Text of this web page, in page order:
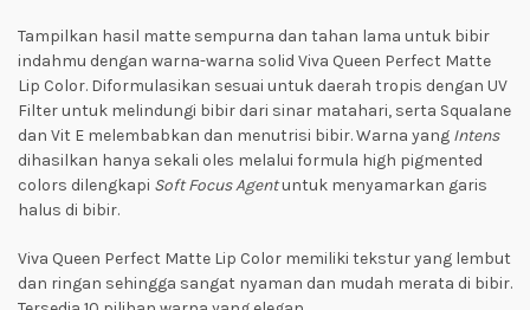
Tampilkan hasil matte sempurna dan tahan lama untuk bibir
indahmu dengan warna-warna solid Viva Queen Perfect Matte
Lip Color. Diformulasikan sesuai untuk daerah tropis dengan UV
Filter untuk melindungi bibir dari sinar matahari, serta Squalane
dan Vit E melembabkan dan menutrisi bibir. Warna yang Intens
dihasilkan hanya sekali oles melalui formula high pigmented
colors dilengkapi Soft Focus Agentuntuk menyamarkan garis
halus di bibir.
Viva Queen Perfect Matte Lip Color memiliki tekstur yang lembut
dan ringan sehingga sangat nyaman dan mudah merata di bibir.